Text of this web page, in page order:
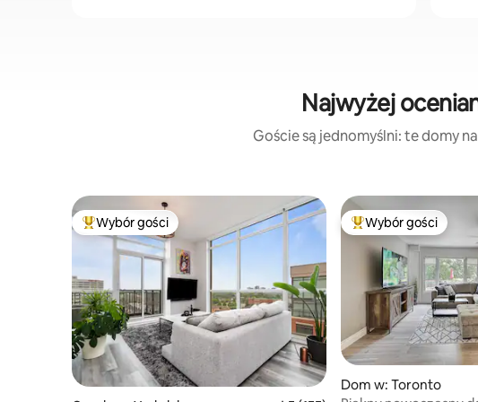
Najwyżej
Goście są jednomyślni: te domy
Najpopularniejsze z kategorii Wybór gości
Wybór gości Najpopularniejsze z
Wybór gości
Dom w: Toronto